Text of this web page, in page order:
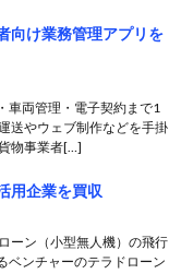
向け業務管理アプリを
車両管理・電子契約まで1
送やウェブ制作などを手掛
物事業者[…]
用企業を買収
ン（小型無人機）の飛行
ベンチャーのテラドローン